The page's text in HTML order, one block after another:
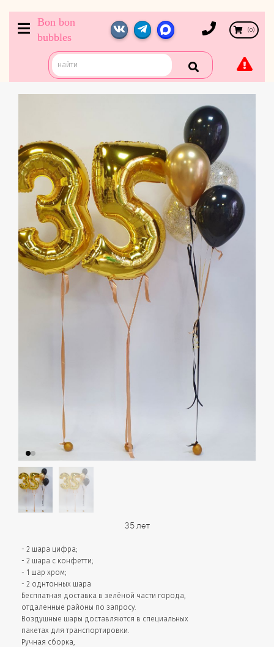
Bon bon
bubbles
(0)
35 лет
- 2 шара цифра;
- 2 шара с конфетти;
- 1 шар хром;
- 2 однтонных шара
Бесплатная доставка в зелёной части города,
отдаленные районы по запросу.
Воздушные шары доставляются в специальных
пакетах для транспортировки.
Ручная сборка,